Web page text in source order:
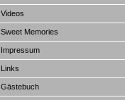
Videos
Sweet Memories
Impressum
Links
Gästebuch